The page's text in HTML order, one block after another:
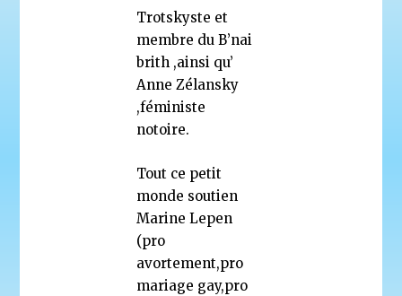
Trotskyste et
membre du B’nai
brith ,ainsi qu’
Anne Zélansky
,féministe
notoire.
Tout ce petit
monde soutien
Marine Lepen
(pro
avortement,pro
mariage gay,pro